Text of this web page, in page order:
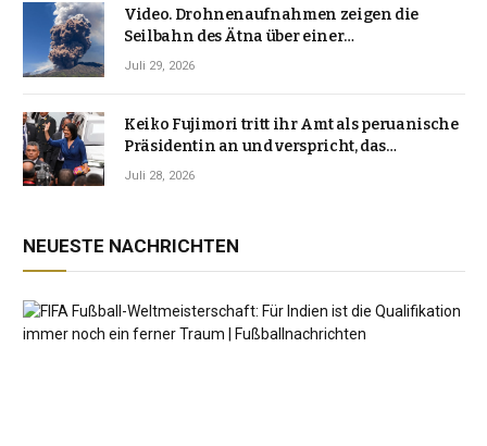
Video. Drohnenaufnahmen zeigen die
Seilbahn des Ätna über einer
Vulkanlandschaft
Juli 29, 2026
Keiko Fujimori tritt ihr Amt als peruanische
Präsidentin an und verspricht, das
Jahrzehnt der Instabilität zu beenden
Juli 28, 2026
NEUESTE NACHRICHTEN